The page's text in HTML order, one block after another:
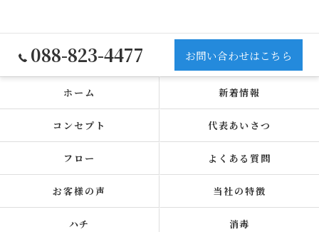
088-823-4477 お問い合わせはこちら
ホーム 新着情報
コンセプト 代表あいさつ
フロー よくある質問
お客様の声 当社の特徴
ハチ 消毒